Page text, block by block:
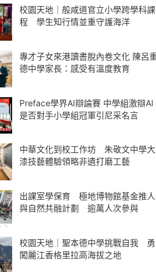
校園天地｜般咸道官立小學跨學科課
程 學生知行情並重守護海洋
專才子女來港讀書脫內卷文化 陳呂重
德中學家長：感受有溫度教育
Preface學界AI辯論賽 中學組激辯AI
是否對手小學組冠軍引尼采名言
中華文化到校工作坊 朱敬文中學大
漆技藝體驗領略非遺打磨工藝
出課室學保育 極地博物館基金推人
與自然共融計劃 逾萬人次參與
校園天地｜聖本德中學挑戰自我 勇
闖麗江香格里拉高海拔之地